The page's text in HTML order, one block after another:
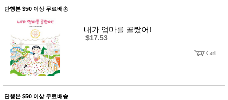
국 송
꽃배송
홍삼전
문브랜
드
건강보
조제품
기능성
건강식
품
Diet/여
단행본 $50 이상 무료배송
내가 엄마를 골랐어!
$17.53
단행본 $50 이상 무료배송